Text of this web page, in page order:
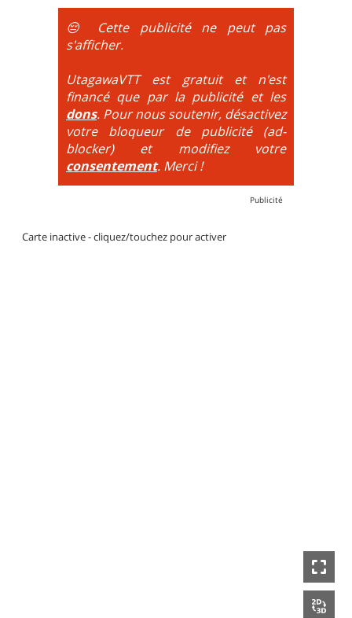
obligatoire.
DH / Gravity : Seule la descente se passe sur le vélo.
La montée est faite via navette ou remontée
mécanique. La difficulté de la descente est indiquée
par des couleurs lorsqu'il s'agit de bikeparks. Vélo
tout suspendu et protections du corps obligatoires.
😔 Cette publicité ne peut pas
s'afficher.
UtagawaVTT est gratuit et n'est
financé que par la publicité et les
dons. Pour nous soutenir, désactivez
votre bloqueur de publicité (ad-
blocker) et modifiez votre
consentement. Merci !